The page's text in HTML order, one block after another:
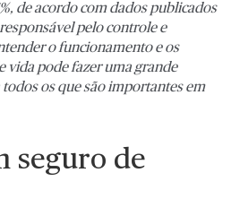
de acordo com dados publicados
pelo controle e
o funcionamento e os
vida pode fazer uma grande
todos os que são importantes em
seguro de